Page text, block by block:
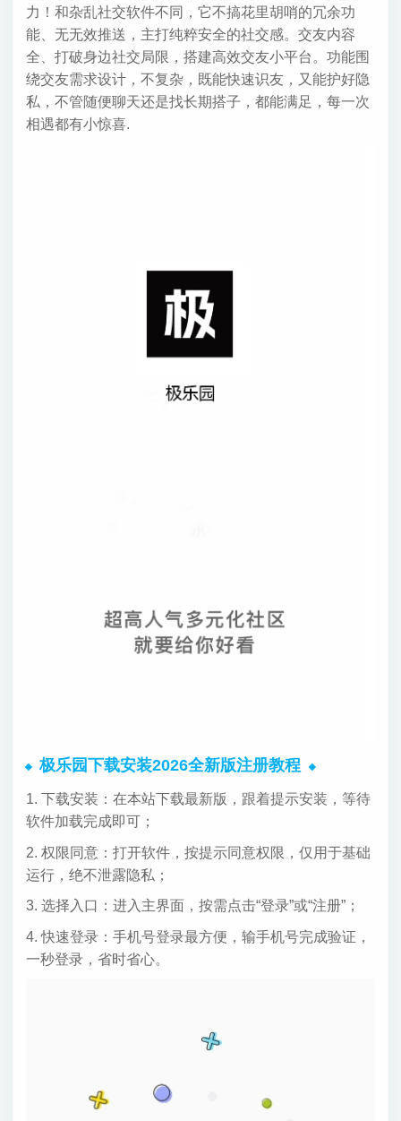
力！和杂乱社交软件不同，它不搞花里胡哨的冗余功
能、无无效推送，主打纯粹安全的社交感。交友内容
全、打破身边社交局限，搭建高效交友小平台。功能围
绕交友需求设计，不复杂，既能快速识友，又能护好隐
私，不管随便聊天还是找长期搭子，都能满足，每一次
相遇都有小惊喜.
极乐园下载安装2026全新版注册教程
1. 下载安装：在本站下载最新版，跟着提示安装，等待
软件加载完成即可；
2. 权限同意：打开软件，按提示同意权限，仅用于基础
运行，绝不泄露隐私；
3. 选择入口：进入主界面，按需点击“登录”或“注册”；
4. 快速登录：手机号登录最方便，输手机号完成验证，
一秒登录，省时省心。